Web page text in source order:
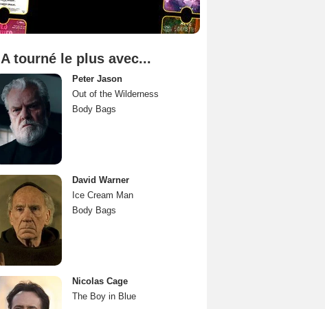
A tourné le plus avec...
Peter Jason
Out of the Wilderness
Body Bags
David Warner
Ice Cream Man
Body Bags
Nicolas Cage
The Boy in Blue